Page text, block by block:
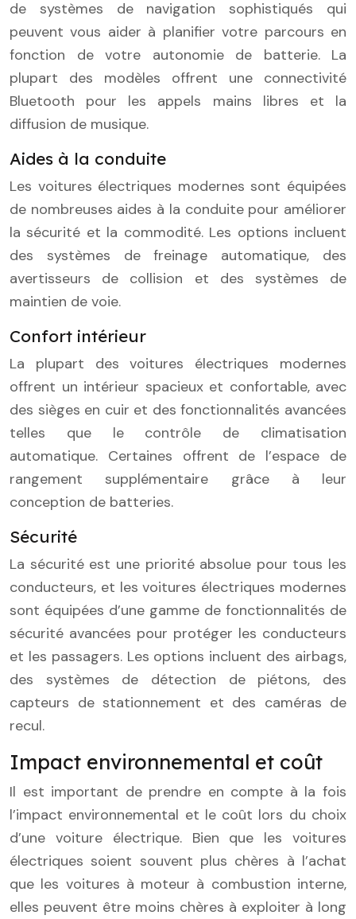
de systèmes de navigation sophistiqués qui
peuvent vous aider à planifier votre parcours en
fonction de votre autonomie de batterie. La
plupart des modèles offrent une connectivité
Bluetooth pour les appels mains libres et la
diffusion de musique.
Aides à la conduite
Les voitures électriques modernes sont équipées
de nombreuses aides à la conduite pour améliorer
la sécurité et la commodité. Les options incluent
des systèmes de freinage automatique, des
avertisseurs de collision et des systèmes de
maintien de voie.
Confort intérieur
La plupart des voitures électriques modernes
offrent un intérieur spacieux et confortable, avec
des sièges en cuir et des fonctionnalités avancées
telles que le contrôle de climatisation
automatique. Certaines offrent de l’espace de
rangement supplémentaire grâce à leur
conception de batteries.
Sécurité
La sécurité est une priorité absolue pour tous les
conducteurs, et les voitures électriques modernes
sont équipées d’une gamme de fonctionnalités de
sécurité avancées pour protéger les conducteurs
et les passagers. Les options incluent des airbags,
des systèmes de détection de piétons, des
capteurs de stationnement et des caméras de
recul.
Impact environnemental et coût
Il est important de prendre en compte à la fois
l’impact environnemental et le coût lors du choix
d’une voiture électrique. Bien que les voitures
électriques soient souvent plus chères à l’achat
que les voitures à moteur à combustion interne,
elles peuvent être moins chères à exploiter à long